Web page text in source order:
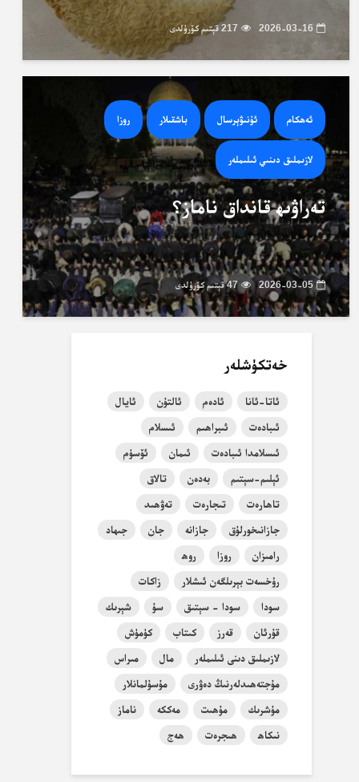
2026-03-16 217 قېتىم كۆرۈلدى
ئەھكام ئۇنىۋېرسال باشقىلار روزا
لازىملىق دىنىي ئىلىملەر
تەراۋىھ قانداق ناماز؟
2026-03-05 47 قېتىم كۆرۈلدى
خەتكۈشلەر
ئاتا-ئانا ئادەم ئالتۇن
ئايال
ئىبادەت
ئىبراھىم
ئىسلام
ئىسلامدا ئىبادەت
ئىمان
ئۆسۈم
ئېلىم-سېتىم
بەدەن
تالاق
تاھارەت
تىجارەت
تەۋھىد
جازانىخورلۇق
جازانە جان
جىھاد
رامىزان
روزا
روھ
رۇخسەت بېرىلگەن ئىشلار
زاكات
سودا
سودا - سېتىق سۇ
شېرىك
قۇرئان
قەرز كىتاب
كۈمۈش
لازىملىق دىنى ئىلىملەر
مال
مىراس
مۇجتەھىدلەرنىڭ دەۋرى
مۇسۇلمانلار
مۇشرىك
مۇھىت مەككە
ناماز
نىكاھ
ھىجرەت ھەج